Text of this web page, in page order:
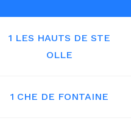
1 LES HAUTS DE STE
OLLE
1 CHE DE FONTAINE